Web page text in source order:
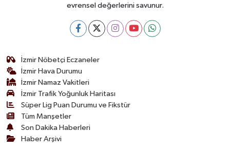
evrensel değerlerini savunur.
İzmir Nöbetçi Eczaneler
İzmir Hava Durumu
İzmir Namaz Vakitleri
İzmir Trafik Yoğunluk Haritası
Süper Lig Puan Durumu ve Fikstür
Tüm Manşetler
Son Dakika Haberleri
Haber Arşivi